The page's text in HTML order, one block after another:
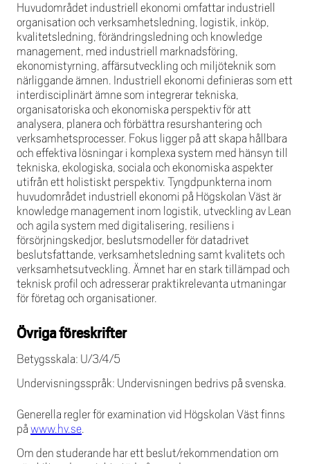
Huvudområdet industriell ekonomi omfattar industriell
organisation och verksamhetsledning, logistik, inköp,
kvalitetsledning, förändringsledning och knowledge
management, med industriell marknadsföring,
ekonomistyrning, affärsutveckling och miljöteknik som
närliggande ämnen. Industriell ekonomi definieras som ett
interdisciplinärt ämne som integrerar tekniska,
organisatoriska och ekonomiska perspektiv för att
analysera, planera och förbättra resurshantering och
verksamhetsprocesser. Fokus ligger på att skapa hållbara
och effektiva lösningar i komplexa system med hänsyn till
tekniska, ekologiska, sociala och ekonomiska aspekter
utifrån ett holistiskt perspektiv. Tyngdpunkterna inom
huvudområdet industriell ekonomi på Högskolan Väst är
knowledge management inom logistik, utveckling av Lean
och agila system med digitalisering, resiliens i
försörjningskedjor, beslutsmodeller för datadrivet
beslutsfattande, verksamhetsledning samt kvalitets och
verksamhetsutveckling. Ämnet har en stark tillämpad och
teknisk profil och adresserar praktikrelevanta utmaningar
för företag och organisationer.
Övriga föreskrifter
Betygsskala: U/3/4/5
Undervisningsspråk: Undervisningen bedrivs på svenska.
Generella regler för examination vid Högskolan Väst finns
på www.hv.se.
Om den studerande har ett beslut/rekommendation om